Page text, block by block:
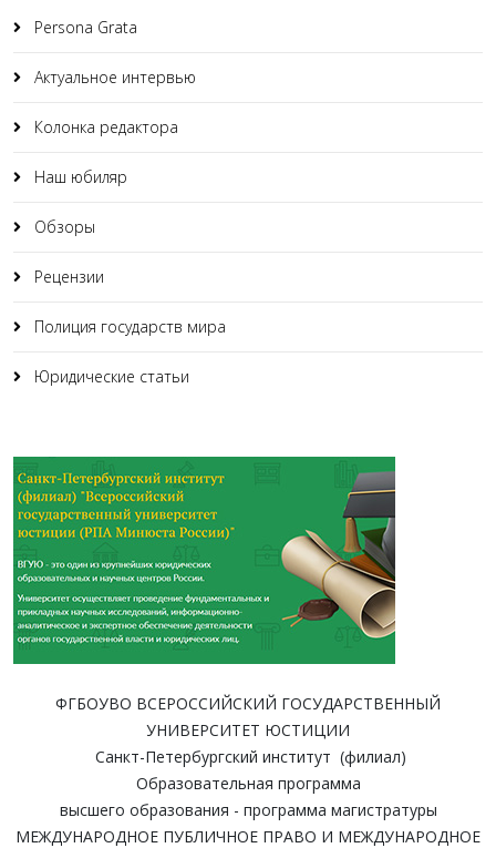
Persona Grata
Актуальное интервью
Колонка редактора
Наш юбиляр
Обзоры
Рецензии
Полиция государств мира
Юридические статьи
ФГБОУВО ВСЕРОССИЙСКИЙ ГОСУДАРСТВЕННЫЙ
УНИВЕРСИТЕТ ЮСТИЦИИ
Санкт-Петербургский институт (филиал)
Образовательная программа
высшего образования - программа магистратуры
МЕЖДУНАРОДНОЕ ПУБЛИЧНОЕ ПРАВО И МЕЖДУНАРОДНОЕ